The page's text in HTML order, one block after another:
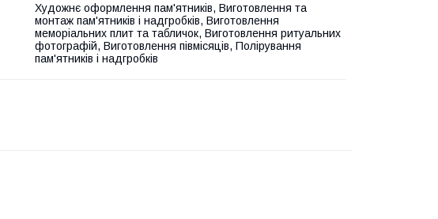
Художнє оформлення пам'ятників, Виготовлення та
монтаж пам'ятників і надгробків, Виготовлення
меморіальних плит та табличок, Виготовлення ритуальних
фотографій, Виготовлення півмісяців, Полірування
пам'ятників і надгробків